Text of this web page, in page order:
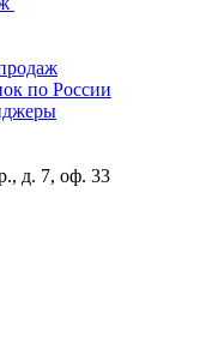
по России
д. 7, оф. 33